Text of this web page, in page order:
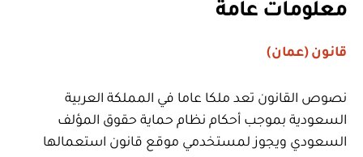
معلومات عامة
قانون (عمان)
نصوص القانون تعد ملكا عاما في المملكة العربية
السعودية بموجب أحكام نظام حماية حقوق المؤلف
السعودي ويجوز لمستخدمي موقع قانون استعمالها